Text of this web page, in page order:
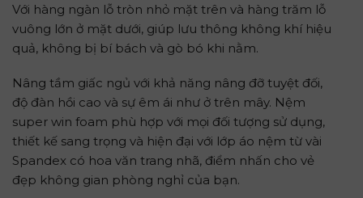
Với hàng ngàn lỗ tròn nhỏ mặt trên và hàng trăm lỗ
vuông lớn ở mặt dưới, giúp lưu thông không khí hiệu
quả, không bị bí bách và gò bó khi nằm.
Nâng tầm giấc ngủ với khả năng nâng đỡ tuyệt đối,
độ đàn hồi cao và sự êm ái như ở trên mây. Nệm
super win foam phù hợp với mọi đối tượng sử dụng,
thiết kế sang trọng và hiện đại với lớp áo nệm từ vài
Spandex có hoa văn trang nhã, điểm nhấn cho vẻ
đẹp không gian phòng nghỉ của bạn.